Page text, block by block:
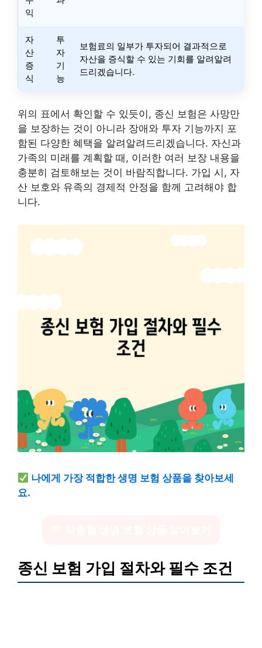
익
자
산
증
식
투
자
기
능
보험료의 일부가 투자되어 결과적으로
자산을 증식할 수 있는 기회를 알려알려
드리겠습니다.
위의 표에서 확인할 수 있듯이, 종신 보험은 사망만
을 보장하는 것이 아니라 장애와 투자 기능까지 포
함된 다양한 혜택을 알려알려드리겠습니다. 자신과
가족의 미래를 계획할 때, 이러한 여러 보장 내용을
충분히 검토해보는 것이 바람직합니다. 가입 시, 자
산 보호와 유족의 경제적 안정을 함께 고려해야 합
니다.
나에게 가장 적합한 생명 보험 상품을 찾아보세
요.
종신 보험 가입 절차와 필수 조건